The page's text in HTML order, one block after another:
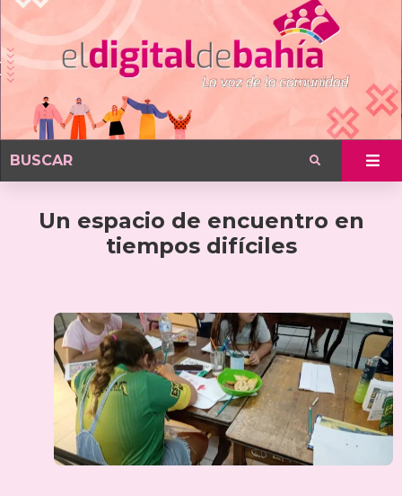
Un espacio de encuentro en
tiempos difíciles